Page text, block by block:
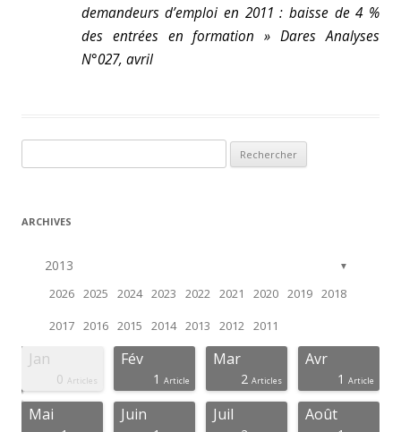
demandeurs d’emploi en 2011 : baisse de 4 %
des entrées en formation » Dares Analyses
N°027, avril
ARCHIVES
2013
2026 2025 2024 2023 2022 2021 2020 2019 2018
2017 2016 2015 2014 2013 2012 2011
▼
Jan
0 Articles
Fév
1 Article
Mar
2 Articles
Avr
1 Article
Mai Juin Juil Août